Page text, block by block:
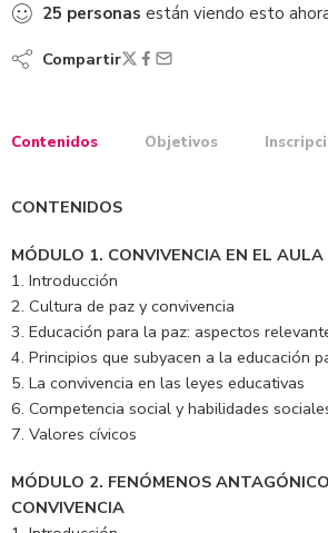
25 personas están viendo esto
Compartir
Contenidos Objetivos
CONTENIDOS
MÓDULO 1. CONVIVENCIA EN EL AULA
1. Introducción
2. Cultura de paz y convivencia
3. Educación para la paz: aspectos
4. Principios que subyacen a la educación
5. La convivencia en las leyes educativas
6. Competencia social y habilidades
7. Valores cívicos
MÓDULO 2. FENÓMENOS
CONVIVENCIA